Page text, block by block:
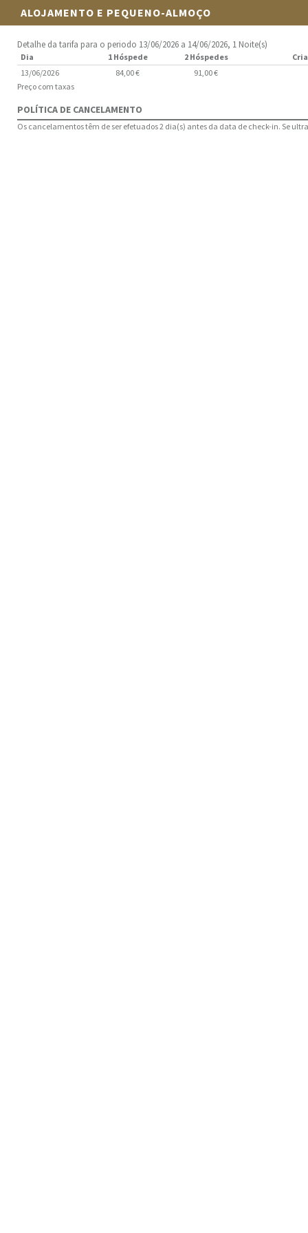
ALOJAMENTO E PEQUENO-ALMOÇO
Detalhe da tarifa para o periodo 13/06/2026 a 14/06/2026, 1 Noite(s)
Dia 1 Hóspede 2 Hóspedes
13/06/2026
84,00 €
91,00 €
Preço com taxas
POLÍTICA DE CANCELAMENTO
Os cancelamentos têm de ser efetuados 2 dia(s) antes da data de check-in. Se